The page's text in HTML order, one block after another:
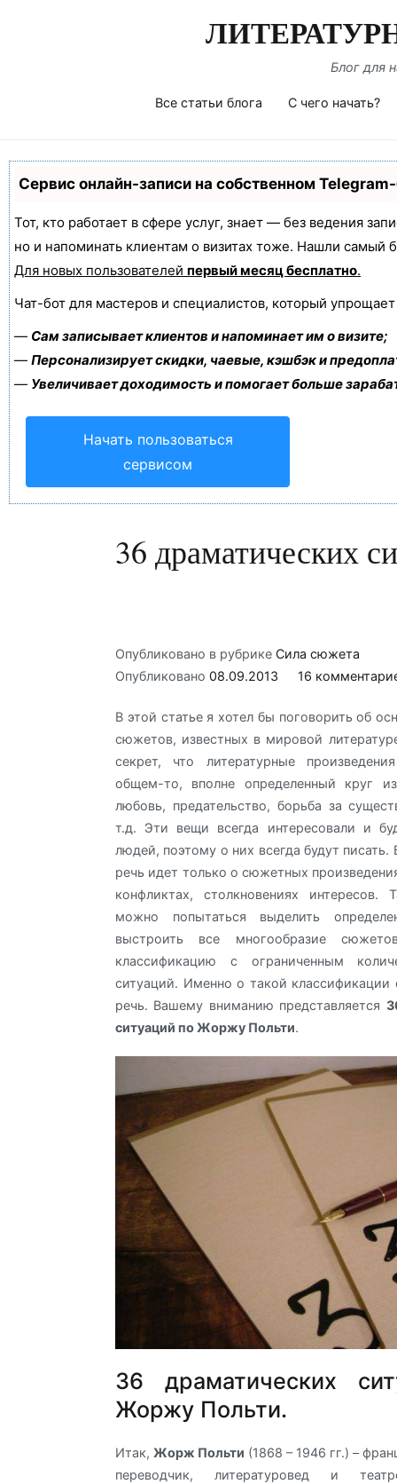
Блог для
Все статьи блога С чего начать?
Сервис онлайн-записи на собственном
Тот, кто работает в сфере услуг, знает — без ведения
но и напоминать клиентам о визитах тоже. Нашли
Для новых пользователей первый месяц бесплатно.
Чат-бот для мастеров и специалистов, который
— Сам записывает клиентов и напоминает им о визите;
— Персонализирует скидки, чаевые, кэшбэк и
— Увеличивает доходимость и помогает больше
Начать пользоваться
сервисом
36 драматических
Опубликовано в рубрике Сила сюжета
Опубликовано 08.09.2013 16
В этой статье я хотел бы поговорить об
сюжетов, известных в мировой
секрет, что литературные
общем-то, вполне определенный круг
любовь, предательство, борьба за
т.д. Эти вещи всегда интересовали и
людей, поэтому о них всегда будут писать.
речь идет только о сюжетных
конфликтах, столкновениях
можно попытаться выделить
выстроить все многообразие
классификацию с ограниченным
ситуаций. Именно о такой классификации
речь. Вашему вниманию представляется
ситуаций по Жоржу Польти.
36 драматических
Жоржу Польти.
Итак, Жорж Польти (1868 – 1946 гг.) –
переводчик, литературовед и